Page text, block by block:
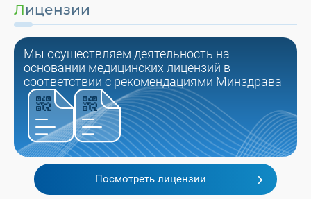
Лицензии
Мы осуществляем деятельность на
основании медицинских лицензий в
соответствии с рекомендациями Минздрава
Посмотреть лицензии